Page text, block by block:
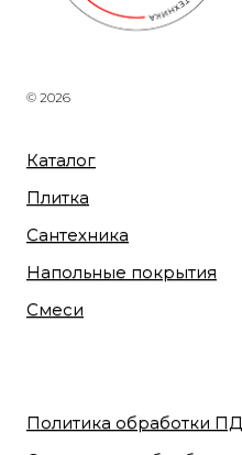
© 2026
Каталог
Плитка
Сантехника
Напольные покрытия
Смеси
Политика обработки ПД